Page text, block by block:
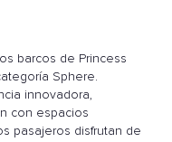
barcos de Princess
Sphere.
innovadora,
con espacios
pasajeros disfrutan de